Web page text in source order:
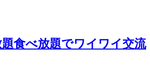
食べ放題でワイワイ交流